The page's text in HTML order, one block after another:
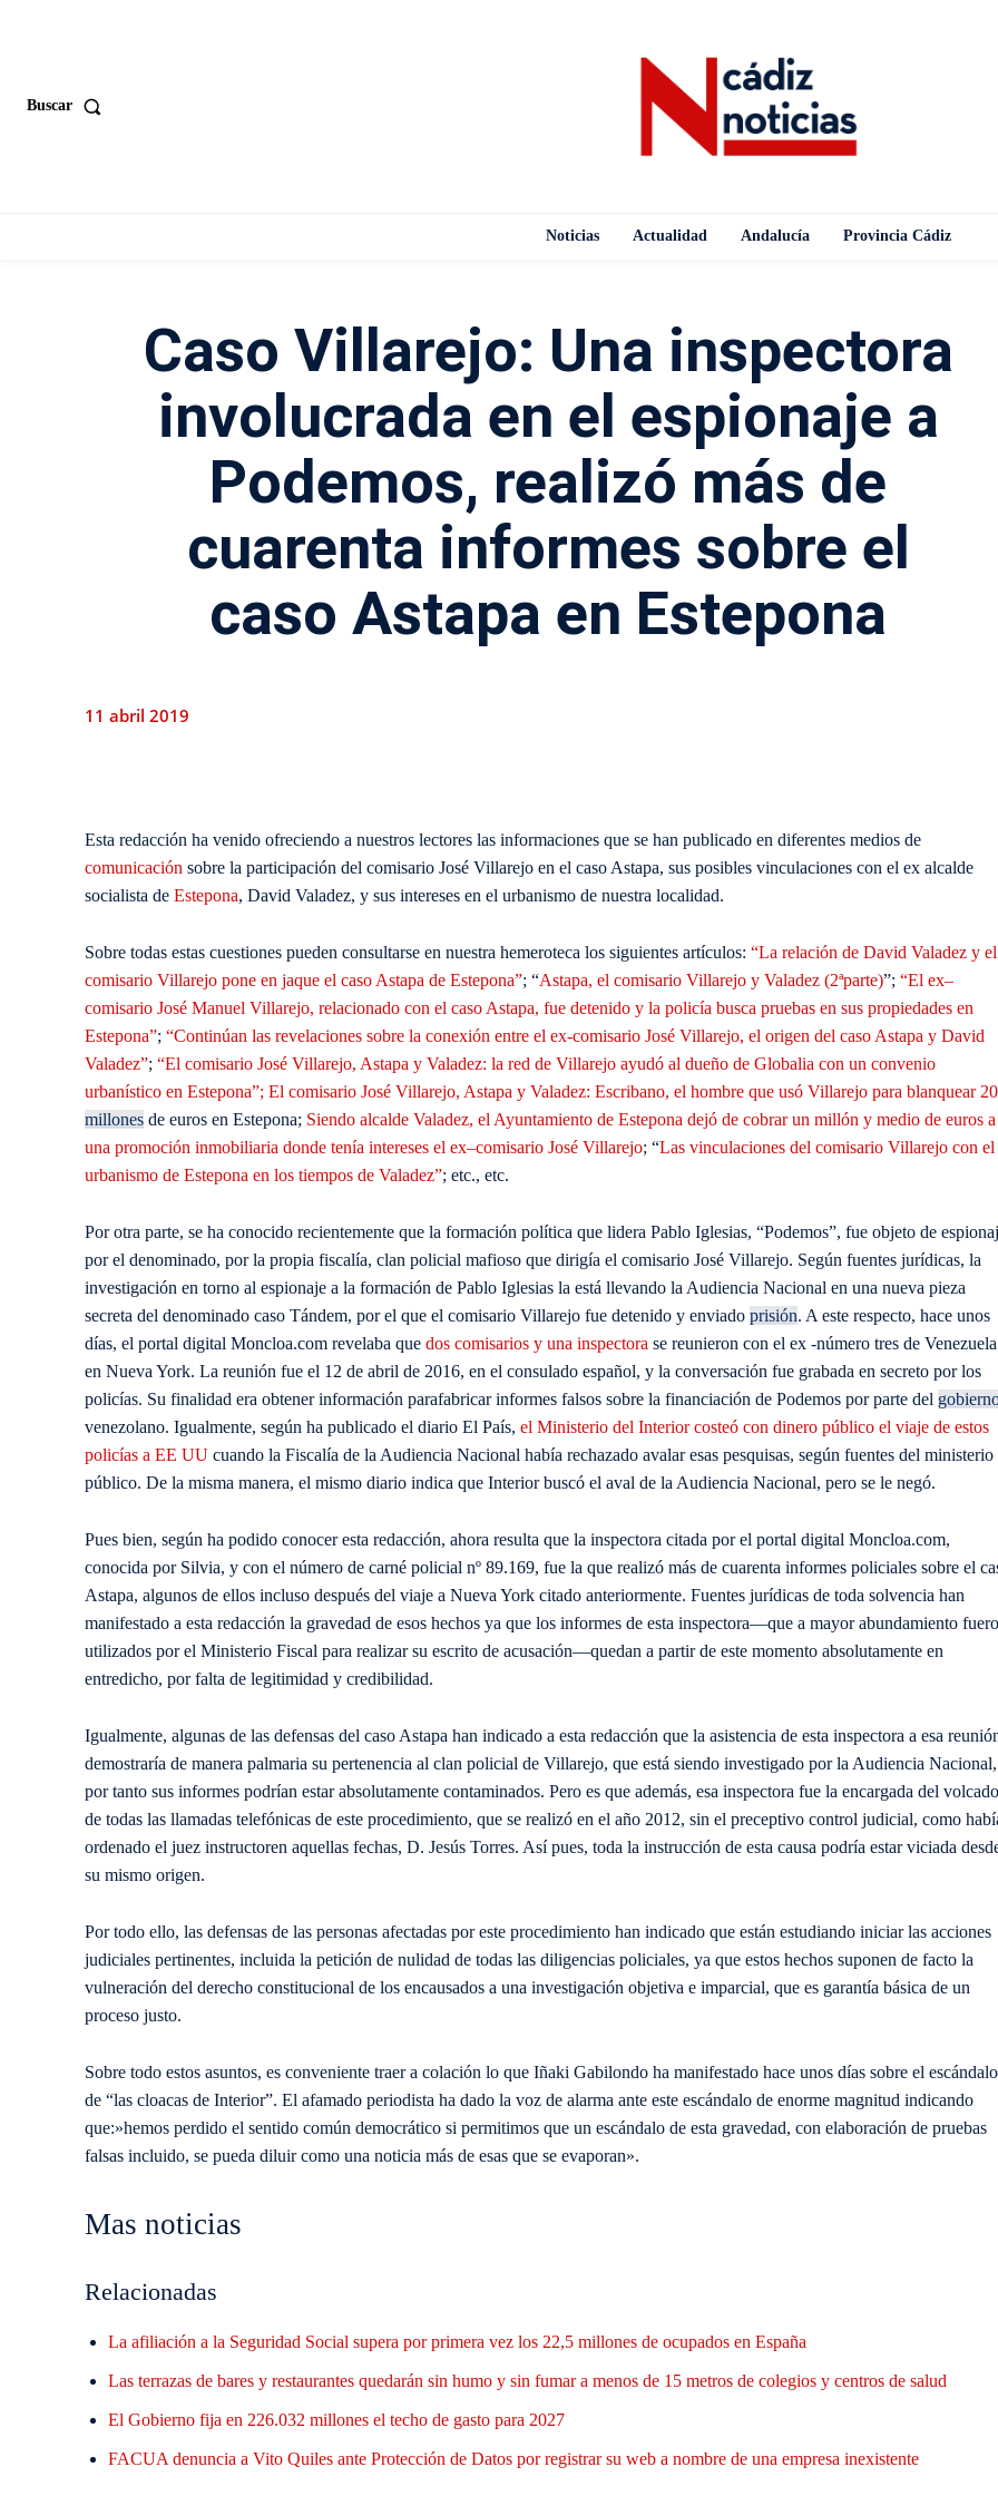
Buscar
Noticias Actualidad Andalucía Provincia Cádiz
Caso Villarejo: Una inspectora
involucrada en el espionaje a
Podemos, realizó más de
cuarenta informes sobre el
caso Astapa en Estepona
11 abril 2019
Esta redacción ha venido ofreciendo a nuestros lectores las informaciones que se han publicado en diferentes medios de
comunicación sobre la participación del comisario José Villarejo en el caso Astapa, sus posibles vinculaciones con el ex alcalde
socialista de Estepona, David Valadez, y sus intereses en el urbanismo de nuestra localidad.
Sobre todas estas cuestiones pueden consultarse en nuestra hemeroteca los siguientes artículos: “La relación de David Valadez y el
comisario Villarejo pone en jaque el caso Astapa de Estepona”; “Astapa, el comisario Villarejo y Valadez (2ªparte)”; “El ex–
comisario José Manuel Villarejo, relacionado con el caso Astapa, fue detenido y la policía busca pruebas en sus propiedades en
Estepona”; “Continúan las revelaciones sobre la conexión entre el ex-comisario José Villarejo, el origen del caso Astapa y David
Valadez”; “El comisario José Villarejo, Astapa y Valadez: la red de Villarejo ayudó al dueño de Globalia con un convenio
urbanístico en Estepona”; El comisario José Villarejo, Astapa y Valadez: Escribano, el hombre que usó Villarejo para blanquear 20
millones de euros en Estepona; Siendo alcalde Valadez, el Ayuntamiento de Estepona dejó de cobrar un millón y medio de euros a
una promoción inmobiliaria donde tenía intereses el ex–comisario José Villarejo; “Las vinculaciones del comisario Villarejo con el
urbanismo de Estepona en los tiempos de Valadez”; etc., etc.
Por otra parte, se ha conocido recientemente que la formación política que lidera Pablo Iglesias, “Podemos”, fue objeto de
por el denominado, por la propia fiscalía, clan policial mafioso que dirigía el comisario José Villarejo. Según fuentes jurídicas, la
investigación en torno al espionaje a la formación de Pablo Iglesias la está llevando la Audiencia Nacional en una nueva pieza
secreta del denominado caso Tándem, por el que el comisario Villarejo fue detenido y enviado prisión. A este respecto, hace unos
días, el portal digital Moncloa.com revelaba que dos comisarios y una inspectora se reunieron con el ex -número tres de Venezuela
en Nueva York. La reunión fue el 12 de abril de 2016, en el consulado español, y la conversación fue grabada en secreto por los
policías. Su finalidad era obtener información parafabricar informes falsos sobre la financiación de Podemos por parte del
venezolano. Igualmente, según ha publicado el diario El País, el Ministerio del Interior costeó con dinero público el viaje de estos
policías a EE UU cuando la Fiscalía de la Audiencia Nacional había rechazado avalar esas pesquisas, según fuentes del ministerio
público. De la misma manera, el mismo diario indica que Interior buscó el aval de la Audiencia Nacional, pero se le negó.
Pues bien, según ha podido conocer esta redacción, ahora resulta que la inspectora citada por el portal digital Moncloa.com,
conocida por Silvia, y con el número de carné policial nº 89.169, fue la que realizó más de cuarenta informes policiales sobre el
Astapa, algunos de ellos incluso después del viaje a Nueva York citado anteriormente. Fuentes jurídicas de toda solvencia han
manifestado a esta redacción la gravedad de esos hechos ya que los informes de esta inspectora—que a mayor abundamiento
utilizados por el Ministerio Fiscal para realizar su escrito de acusación—quedan a partir de este momento absolutamente en
entredicho, por falta de legitimidad y credibilidad.
Igualmente, algunas de las defensas del caso Astapa han indicado a esta redacción que la asistencia de esta inspectora a esa
demostraría de manera palmaria su pertenencia al clan policial de Villarejo, que está siendo investigado por la Audiencia
por tanto sus informes podrían estar absolutamente contaminados. Pero es que además, esa inspectora fue la encargada del volcado
de todas las llamadas telefónicas de este procedimiento, que se realizó en el año 2012, sin el preceptivo control judicial, como
ordenado el juez instructoren aquellas fechas, D. Jesús Torres. Así pues, toda la instrucción de esta causa podría estar viciada
su mismo origen.
Por todo ello, las defensas de las personas afectadas por este procedimiento han indicado que están estudiando iniciar las acciones
judiciales pertinentes, incluida la petición de nulidad de todas las diligencias policiales, ya que estos hechos suponen de facto la
vulneración del derecho constitucional de los encausados a una investigación objetiva e imparcial, que es garantía básica de un
proceso justo.
Sobre todo estos asuntos, es conveniente traer a colación lo que Iñaki Gabilondo ha manifestado hace unos días sobre el escándalo
de “las cloacas de Interior”. El afamado periodista ha dado la voz de alarma ante este escándalo de enorme magnitud indicando
que:»hemos perdido el sentido común democrático si permitimos que un escándalo de esta gravedad, con elaboración de pruebas
falsas incluido, se pueda diluir como una noticia más de esas que se evaporan».
Mas noticias
Relacionadas
La afiliación a la Seguridad Social supera por primera vez los 22,5 millones de ocupados en España
Las terrazas de bares y restaurantes quedarán sin humo y sin fumar a menos de 15 metros de colegios y centros de salud
El Gobierno fija en 226.032 millones el techo de gasto para 2027
FACUA denuncia a Vito Quiles ante Protección de Datos por registrar su web a nombre de una empresa inexistente